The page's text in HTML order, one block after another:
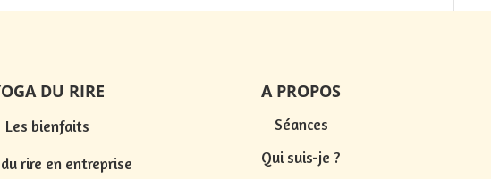
DU RIRE
Les bienfaits
rire en entreprise
A PROPOS
Séances
Qui suis-je ?